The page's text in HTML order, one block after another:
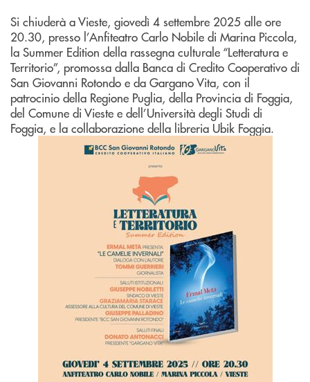
Si chiuderà a Vieste, giovedì 4 settembre 2025 alle ore
20.30, presso l’Anfiteatro Carlo Nobile di Marina Piccola,
la Summer Edition della rassegna culturale “Letteratura e
Territorio”, promossa dalla Banca di Credito Cooperativo di
San Giovanni Rotondo e da Gargano Vita, con il
patrocinio della Regione Puglia, della Provincia di Foggia,
del Comune di Vieste e dell’Università degli Studi di
Foggia, e la collaborazione della libreria Ubik Foggia.